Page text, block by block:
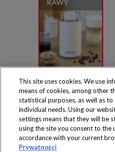
KAWY
Produkty
wyłącznie
This site uses cookies. We use
means of cookies, among other
statistical purposes, as well as to
individual needs. Using our
settings means that they will be
using the site you consent to the
accordance with your current
Prywatności